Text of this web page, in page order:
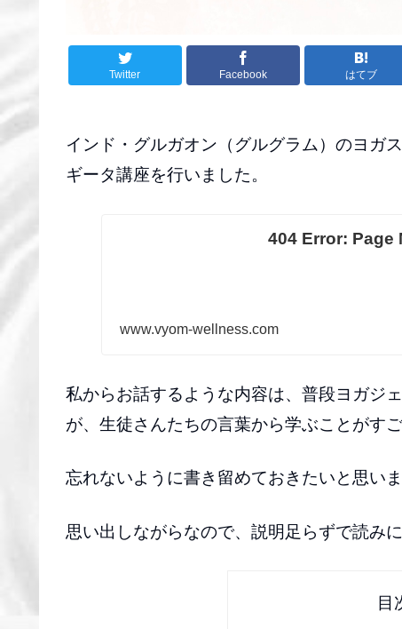
Twitter Facebook はてブ
インド・グルガオン（グルグラム）のヨ
ギータ講座を行いました。
404 Error: Page
www.vyom-wellness.com
私からお話するような内容は、普段ヨガジ
が、生徒さんたちの言葉から学ぶことがす
忘れないように書き留めておきたいと思いま
思い出しながらなので、説明足らずで読み
目